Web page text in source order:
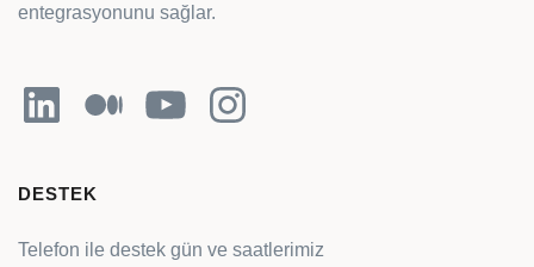
entegrasyonunu sağlar.
LinkedInOrta YouTubeInstagram
DESTEK
Telefon ile destek gün ve saatlerimiz